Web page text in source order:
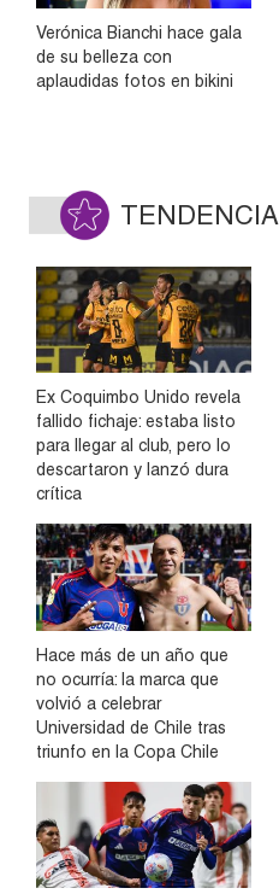
Verónica Bianchi hace gala
de su belleza con
aplaudidas fotos en bikini
TENDENCIA
Ex Coquimbo Unido revela
fallido fichaje: estaba listo
para llegar al club, pero lo
descartaron y lanzó dura
crítica
Hace más de un año que
no ocurría: la marca que
volvió a celebrar
Universidad de Chile tras
triunfo en la Copa Chile